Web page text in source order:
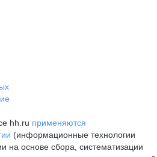
hh.ru применяются
(информационные технологии
на основе сбора, систематизации